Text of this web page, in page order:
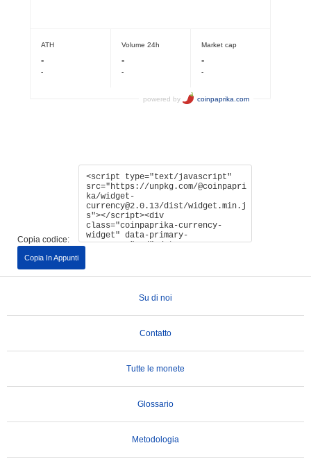
Copia codice:
Copia In Appunti
Su di noi
Contatto
Tutte le monete
Glossario
Metodologia